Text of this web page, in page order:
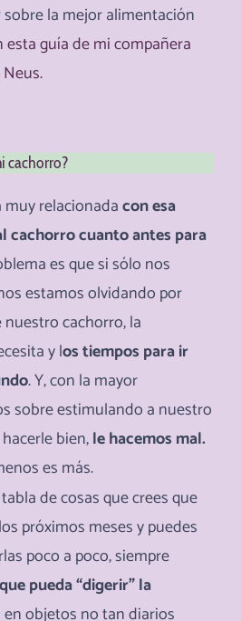
sobre la mejor alimentación
esta guía de mi compañera
cachorro?
relacionadacon esa
cachorro cuanto antes para
es que si sólo nos
estamos olvidando por
cachorro, la
y los tiempos para ir
. Y, con la mayor
sobre estimulando a nuestro
bien,le hacemos mal.
es más.
de cosas que crees que
próximos meses y puedes
poco a poco, siempre
pueda “digerir” la
en objetos no tan diarios